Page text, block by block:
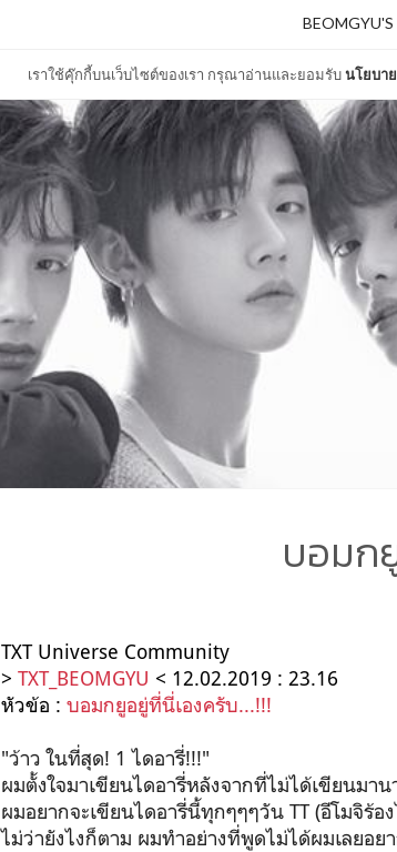
เราใช้คุ๊กกี้บนเว็บไซต์ของเรา กรุณาอ่านและยอมรับนโยบา
บอมก
TXT Universe Community
> TXT_BEOMGYU < 12.02.2019 : 23.16
หัวข้อ : บอมกยูอยู่ที่นี่เองครับ...!!!
"ว้าว ในที่สุด! 1 ไดอารี่!!!"
ผมตั้งใจมาเขียนไดอารี่หลังจากที่ไม่ได้เขียนมาน
ผมอยากจะเขียนไดอารี่นี้ทุกๆๆๆวัน TT (อีโมจิร้อ
ไม่ว่ายังไงก็ตาม ผมทำอย่างที่พูดไม่ได้ผมเลยอ